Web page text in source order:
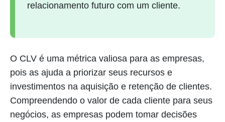
relacionamento futuro com um cliente.
O CLV é uma métrica valiosa para as empresas,
pois as ajuda a priorizar seus recursos e
investimentos na aquisição e retenção de clientes.
Compreendendo o valor de cada cliente para seus
negócios, as empresas podem tomar decisões